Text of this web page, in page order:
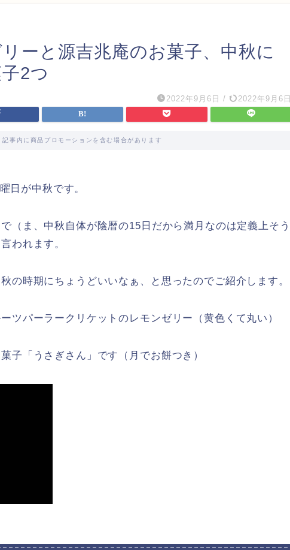
ーと源吉兆庵のお菓子、中秋に
2つ
2022年9月6日 / 2022年9月6日
記事内に商品プロモーションを含む場合があります
日が中秋です。
（ま、中秋自体が陰暦の15日だから満月なのは定義上そう
われます。
の時期にちょうどいいなぁ、と思ったのでご紹介します。
ツパーラークリケットのレモンゼリー（黄色くて丸い）
子「うさぎさん」です（月でお餅つき）